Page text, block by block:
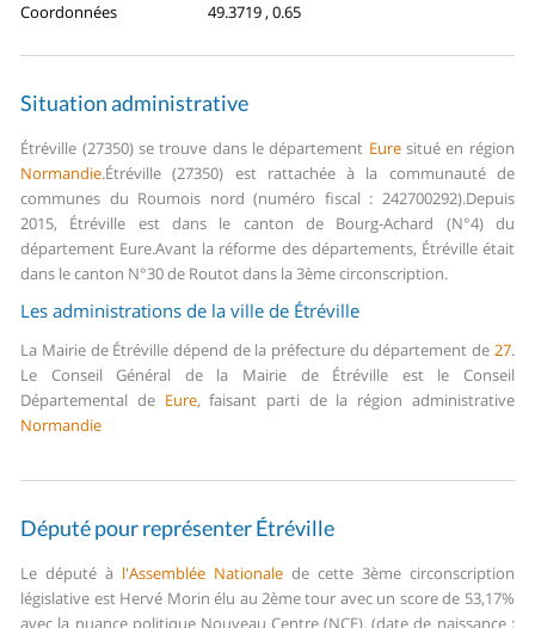
Coordonnées
49.3719 , 0.65
Situation administrative
Étréville (27350) se trouve dans le département Euresitué en région
Normandie.Étréville (27350) est rattachée à la communauté de
communes du Roumois nord (numéro fiscal : 242700292).Depuis
2015, Étréville est dans le canton de Bourg-Achard (N°4) du
département Eure.Avant la réforme des départements, Étréville était
dans le canton N°30 de Routot dans la 3ème circonscription.
Les administrations de la ville de Étréville
La Mairie de Étréville dépend de la préfecture du département de 27.
Le Conseil Général de la Mairie de Étréville est le Conseil
Départemental de Eure, faisant parti de la région administrative
Normandie
Député pour représenter Étréville
Le député à l'Assemblée Nationale de cette 3ème circonscription
législative est Hervé Morin élu au 2ème tour avec un score de 53,17%